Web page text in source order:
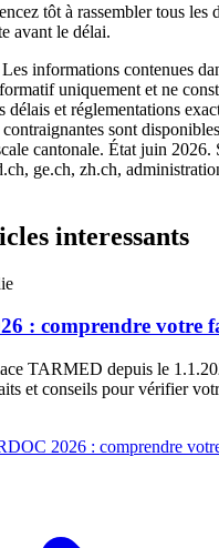
tôt à rassembler tous les
avant le délai.
Les informations contenues
uniquement et ne
délais et réglementations
sont
cantonale. État juin 2026.
ge.ch, zh.ch,
interessants
: comprendre votre
TARMED depuis le
et conseils pour vérifier
2026 : comprendre